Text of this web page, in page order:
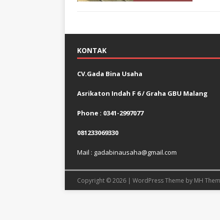
KONTAK
CV.Gada Bina Usaha
Asrikaton Indah F 6 / Graha GBU Malang
Phone : 0341-2997077
081233069330
Mail : gadabinausaha@gmail.com
Copyright © 2026 | WordPress Theme by MH